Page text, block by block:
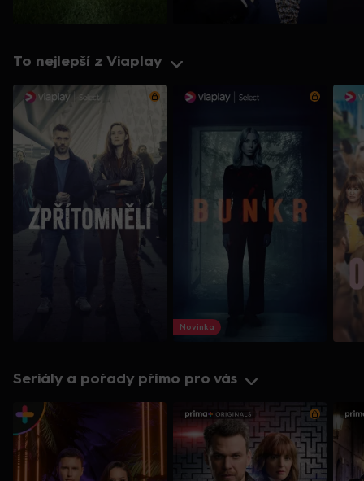
To nejlepší z Viaplay
Novinka
Seriály a pořady přímo pro vás